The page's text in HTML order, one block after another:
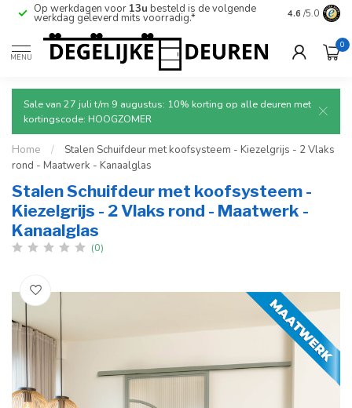
Op werkdagen voor 13u besteld is de volgende
werkdag geleverd mits voorradig.*
Ruim aanbod
deuren.
4.6 /5.0
MENU
0
Sale van 27 juli t/m 9 augustus: 10% korting op alle deuren met
kortingscode: HOOGZOMER
Home /
Stalen Schuifdeur met koofsysteem - Kiezelgrijs - 2 Vlaks
rond - Maatwerk - Kanaalglas
Stalen Schuifdeur met koofsysteem -
Kiezelgrijs - 2 Vlaks rond - Maatwerk -
Kanaalglas
(0)